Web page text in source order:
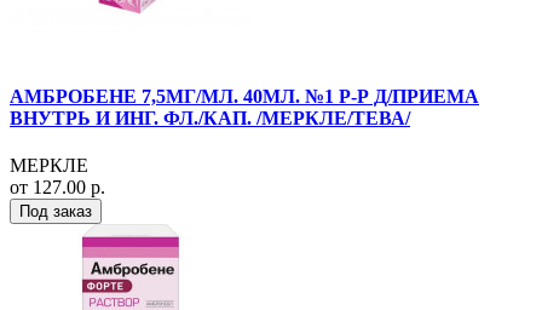
АМБРОБЕНЕ 7,5МГ/МЛ. 40МЛ. №1 Р-Р Д/ПРИЕМА
ВНУТРЬ И ИНГ. ФЛ./КАП. /МЕРКЛЕ/ТЕВА/
МЕРКЛЕ
от 127.00 р.
Под заказ